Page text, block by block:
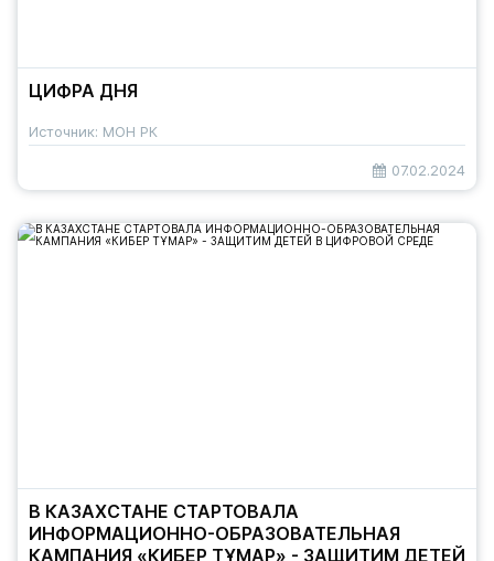
ЦИФРА ДНЯ
Источник: МОН РК
07.02.2024
В КАЗАХСТАНЕ СТАРТОВАЛА
ИНФОРМАЦИОННО-ОБРАЗОВАТЕЛЬНАЯ
КАМПАНИЯ «КИБЕР ТҰМАР» - ЗАЩИТИМ ДЕТЕЙ